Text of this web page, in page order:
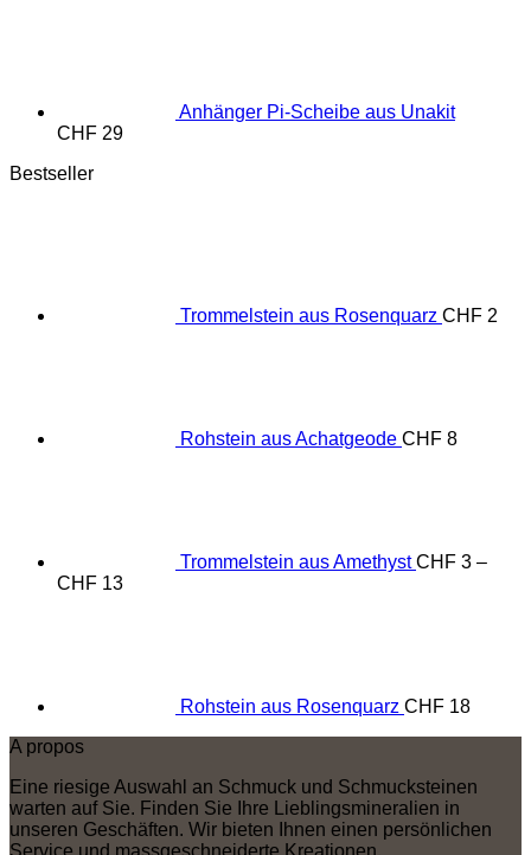
Anhänger Pi-Scheibe aus Unakit
CHF 29
Bestseller
Trommelstein aus Rosenquarz CHF 2
Rohstein aus Achatgeode CHF 8
Trommelstein aus Amethyst CHF 3 –
CHF 13Preisspanne:
Rohstein aus Rosenquarz CHF 18
A propos
Eine riesige Auswahl an Schmuck und Schmucksteinen
warten auf Sie. Finden Sie Ihre Lieblingsmineralien in
unseren Geschäften. Wir bieten Ihnen einen persönlichen